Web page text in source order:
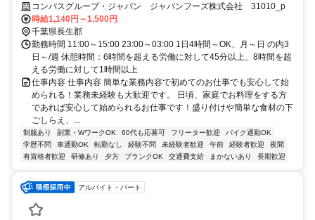
調理レベルでOK！
コンパスグループ・ジャパン ジャパンフーズ株式会社 31010_p
時給1,140円～1,500円
千葉県長生郡
勤務時間 11:00～15:00 23:00～03:00 1日4時間～OK、月～日 の内3
日～/週 休憩時間：6時間を超える労働に対して45分以上、8時間を超
える労働に対して1時間以上
仕事内容 仕事内容 簡単な業務内容で初めてのお仕事でも安心して始
められる！業務未経験も大歓迎です。 日頃、家庭でお料理をする方
であれば安心して始められるお仕事です！盛り付けや簡単な食材の下
ごしらえ、...
制服あり 副業・WワークOK 60代も応募可 フリーター歓迎
バイク通勤OK
学歴不問
車通勤OK 転勤なし 経験不問 未経験者歓迎 午前 経験者歓迎
夜間
有資格者歓迎
研修あり 夕方 ブランクOK 交通費支給 まかないあり 長期歓迎
アルバイト・パート